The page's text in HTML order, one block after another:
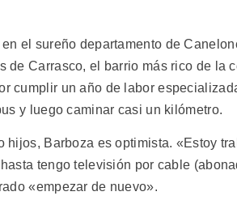
el sureño departamento de
de Carrasco, el barrio más rico de la
cumplir un año de labor
y luego caminar casi un kilómetro.
hijos, Barboza es optimista. «Estoy
tengo televisión por cable
«empezar de nuevo».